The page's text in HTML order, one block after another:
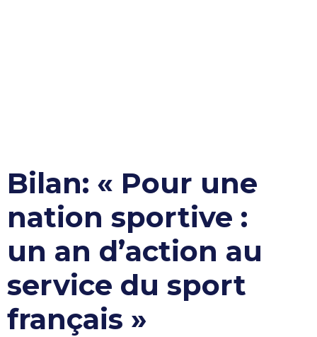
Bilan: « Pour une
nation sportive :
un an d’action au
service du sport
français »